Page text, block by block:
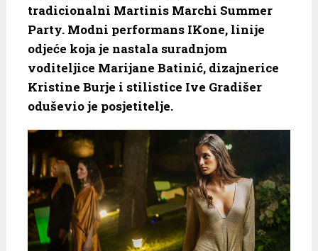
tradicionalni Martinis Marchi Summer
Party. Modni performans IKone, linije
odjeće koja je nastala suradnjom
voditeljice Marijane Batinić, dizajnerice
Kristine Burje i stilistice Ive Gradišer
oduševio je posjetitelje.